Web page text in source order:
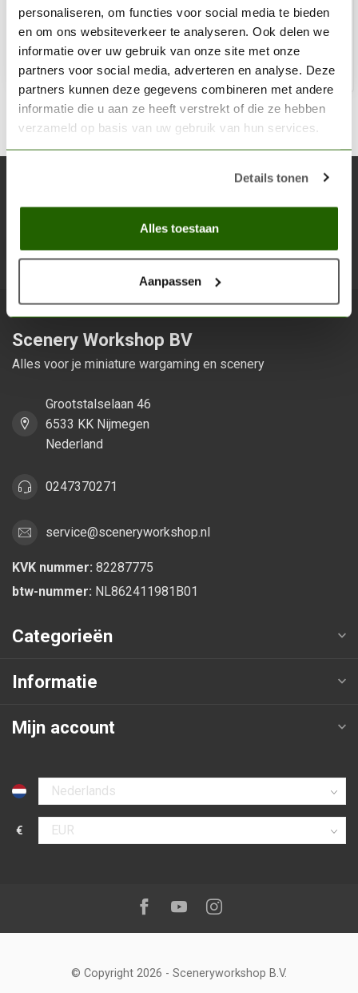
personaliseren, om functies voor social media te bieden
en om ons websiteverkeer te analyseren. Ook delen we
informatie over uw gebruik van onze site met onze
partners voor social media, adverteren en analyse. Deze
partners kunnen deze gegevens combineren met andere
informatie die u aan ze heeft verstrekt of die ze hebben
verzameld op basis van uw gebruik van hun services.
Details tonen
Alles toestaan
Aanpassen
€2,75
Op voorraad
Blijf op de hoogte over onze laatste acties
Scenery Workshop BV
Alles voor je miniature wargaming en scenery
Grootstalselaan 46
6533 KK Nijmegen
Nederland
0247370271
service@sceneryworkshop.nl
KVK nummer: 82287775
btw-nummer: NL862411981B01
Categorieën
Informatie
Mijn account
Selecteer taal
€
Selecteer valuta
Volg ons op:Facebook
YoutubeInstagram
© Copyright 2026 - Sceneryworkshop B.V.